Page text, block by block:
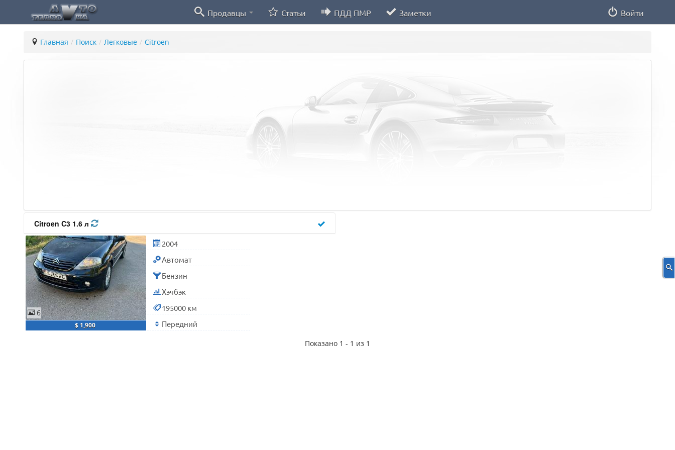
Войти
Продавцы Статьи ПДД ПМР Заметки
Главная / Поиск / Легковые / Citroen
Citroen C3 1.6 л
6
$ 1,900
2004
Автомат
Бензин
Хэчбэк
195000 км
Передний
Показано 1 - 1 из 1